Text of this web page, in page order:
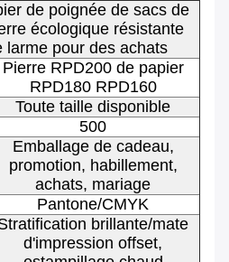
de poignée de sacs de
écologique résistante
larme pour des achats
Pierre RPD200 de papier
RPD180 RPD160
Toute taille disponible
500
Emballage de cadeau,
promotion, habillement,
achats, mariage
Pantone/CMYK
brillante/mate
d'impression offset,